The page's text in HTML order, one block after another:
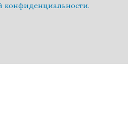
конфиденциальности.